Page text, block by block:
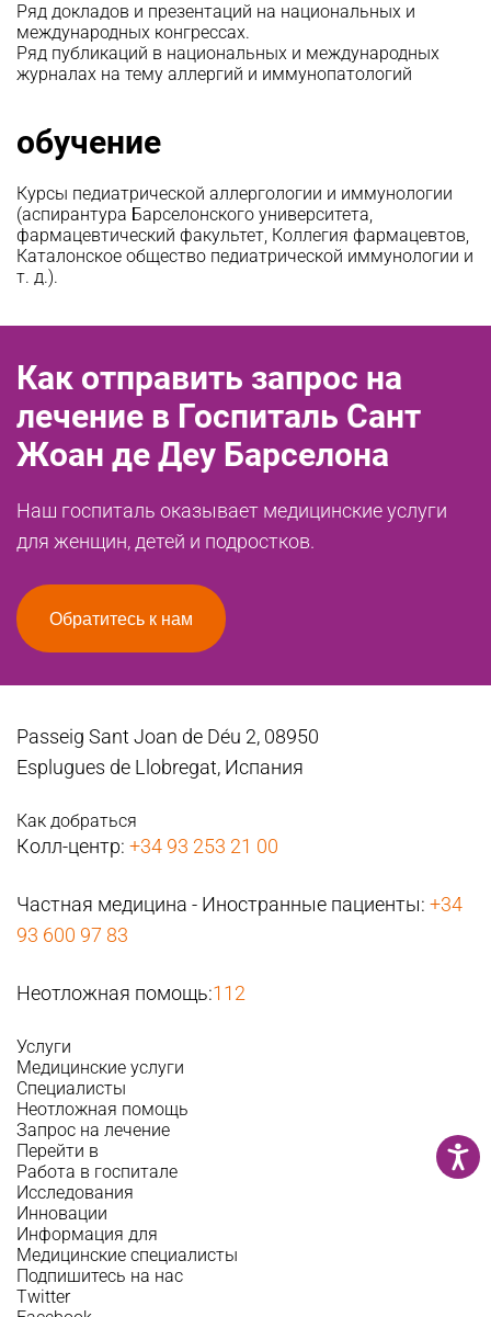
Ряд докладов и презентаций на национальных и
международных конгрессах.
Ряд публикаций в национальных и международных
журналах на тему аллергий и иммунопатологий
обучение
Курсы педиатрической аллергологии и иммунологии
(аспирантура Барселонского университета,
фармацевтический факультет, Коллегия фармацевтов,
Каталонское общество педиатрической иммунологии и
т. д.).
Как отправить запрос на
лечение в Госпиталь Сант
Жоан де Деу Барселона
Наш госпиталь оказывает медицинские услуги
для женщин, детей и подростков.
Обратитесь к нам
Passeig Sant Joan de Déu 2, 08950
Esplugues de Llobregat, Испания
Как добраться
Колл-центр: +34 93 253 21 00
Частная медицина - Иностранные пациенты: +34
93 600 97 83
Неотложная помощь:112
Услуги
Медицинские услуги
Специалисты
Неотложная помощь
Запрос на лечение
Перейти в
Работа в госпитале
Исследования
Инновации
Информация для
Медицинские специалисты
Подпишитесь на нас
Twitter